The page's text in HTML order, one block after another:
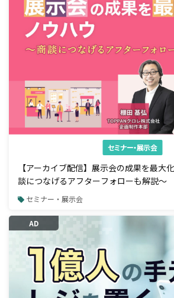
セミナー・展示会
【アーカイブ配信】展示会の成果を最大
談につなげるアフターフォローも解説～
セミナー・展示会
AD